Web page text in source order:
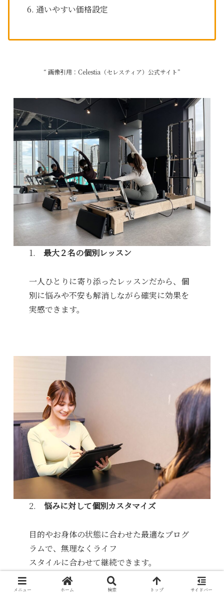
通いやすい価格設定
“ 画像引用：Celestia（セレスティア）公式サイト”
1. 最大２名の個別レッスン
一人ひとりに寄り添ったレッスンだから、個
別に悩みや不安も解消しながら確実に効果を
実感できます。
2. 悩みに対して個別カスタマイズ
目的やお身体の状態に合わせた最適なプログ
ラムで、無理なくライフ
スタイルに合わせて継続できます。
メニュー ホーム 検索 トップ サイドバー